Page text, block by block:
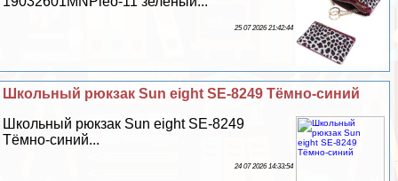
25 07 2026 21:42:44
Школьный рюкзак Sun eight SE-8249 Тёмно-синий
Школьный рюкзак Sun eight SE-8249
Тёмно-синий...
24 07 2026 14:33:54